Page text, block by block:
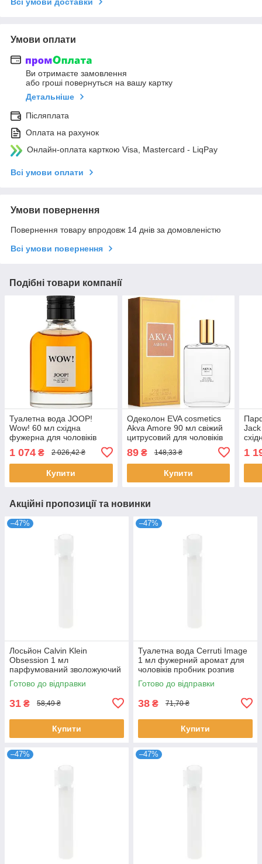
Умови оплати
Ви отримаєте замовлення
або гроші повернуться на вашу картку
Детальніше
Післяплата
Оплата на рахунок
Онлайн-оплата карткою Visa, Mastercard - LiqPay
Всі умови оплати
Умови повернення
Повернення товару впродовж 14 днів за домовленістю
Всі умови повернення
Подібні товари компанії
Туалетна вода JOOP!
Wow! 60 мл східна
фужерна для чоловіків
ваніллю парфуми Джуп
1 074 ₴ 2 026,42 ₴
Купити
Одеколон EVA cosmetics
Akva Amore 90 мл свіжий
цитрусовий для чоловіків
косметікс 3250101107
89₴ 148,33 ₴
Купити
1
Акційні пропозиції та новинки
–47%
Лосьйон Calvin Klein
Obsession 1 мл
парфумований зволожуючий
для чоловіків східно-
деревний пробник Кальвін
Готово до відправки
31 ₴ 58,49 ₴
Купити
–47%
Туалетна вода Cerruti Image
1 мл фужерний аромат для
чоловіків пробник розпив
оригінальний парфум
Черруті
Готово до відправки
38 ₴ 71,70 ₴
Купити
–47% –47%